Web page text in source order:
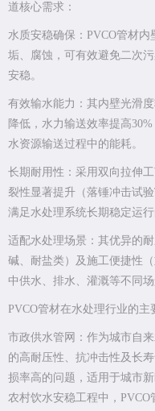
道核心需求：
水质安稳确保：PVCO管材
垢、腐蚀，可有效避免二次
安稳。
有效输水能力：其内壁光滑
降低，水力输送效率提高
水资源输送过程中的能耗。
长期耐用性：采用双向拉伸
裂性显著提升（落锤冲击试
满足水处理系统长期稳定运行
适配水处理场景：其优异的
碱、耐盐类）及施工便捷性
中供水、排水、灌溉等不同场
PVCO管材在水处理行业的主
市政供水管网：作为城市自
的高耐压性、抗冲击性及长
损率高的问题，适用于城市
农村饮水安稳工程中，PVCO